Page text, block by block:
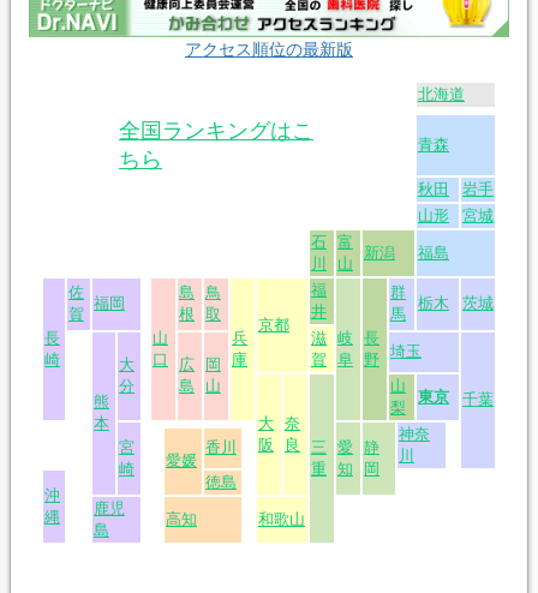
アクセス順位の最新版